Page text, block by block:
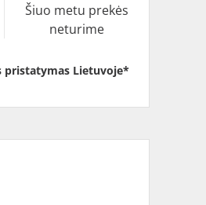
Šiuo metu prekės
neturime
pristatymas Lietuvoje*